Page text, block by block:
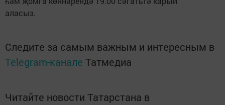
аласыз.
Следите за самым важным и интересным в
Telegram-канале Татмедиа
Читайте новости Татарстана в